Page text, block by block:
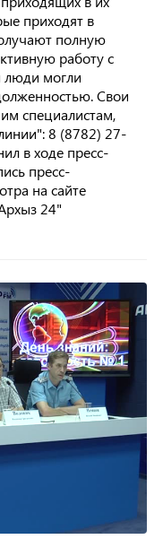
приходят в
полную
работу с
люди могли
Свои
специалистам,
8 (8782) 27-
в ходе пресс-
пресс-
на сайте
24"